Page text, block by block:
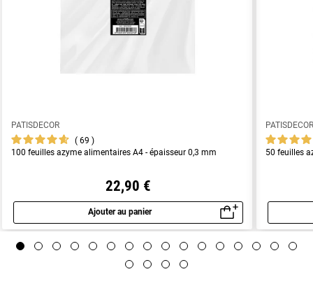
PATISDECOR
69
100 feuilles azyme alimentaires A4 - épaisseur 0,3 mm
22,90 €
Ajouter au panier
Aperçu rapide
50 feuilles